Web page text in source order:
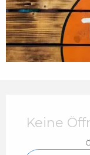
Keine